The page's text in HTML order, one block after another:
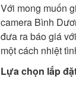
Với mong muốn
camera Bình
đưa ra báo giá
một cách nhiệt
Lựa chọn lắp